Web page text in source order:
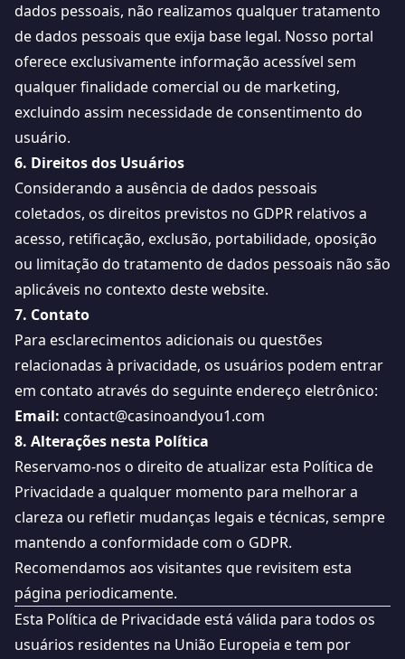
dados pessoais, não realizamos qualquer tratamento
de dados pessoais que exija base legal. Nosso portal
oferece exclusivamente informação acessível sem
qualquer finalidade comercial ou de marketing,
excluindo assim necessidade de consentimento do
usuário.
6. Direitos dos Usuários
Considerando a ausência de dados pessoais
coletados, os direitos previstos no GDPR relativos a
acesso, retificação, exclusão, portabilidade, oposição
ou limitação do tratamento de dados pessoais não são
aplicáveis no contexto deste website.
7. Contato
Para esclarecimentos adicionais ou questões
relacionadas à privacidade, os usuários podem entrar
em contato através do seguinte endereço eletrônico:
Email: contact@casinoandyou1.com
8. Alterações nesta Política
Reservamo-nos o direito de atualizar esta Política de
Privacidade a qualquer momento para melhorar a
clareza ou refletir mudanças legais e técnicas, sempre
mantendo a conformidade com o GDPR.
Recomendamos aos visitantes que revisitem esta
página periodicamente.
Esta Política de Privacidade está válida para todos os
usuários residentes na União Europeia e tem por